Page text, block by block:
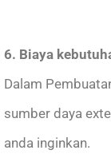
6. Biaya
Dalam
sumber daya
anda inginkan.